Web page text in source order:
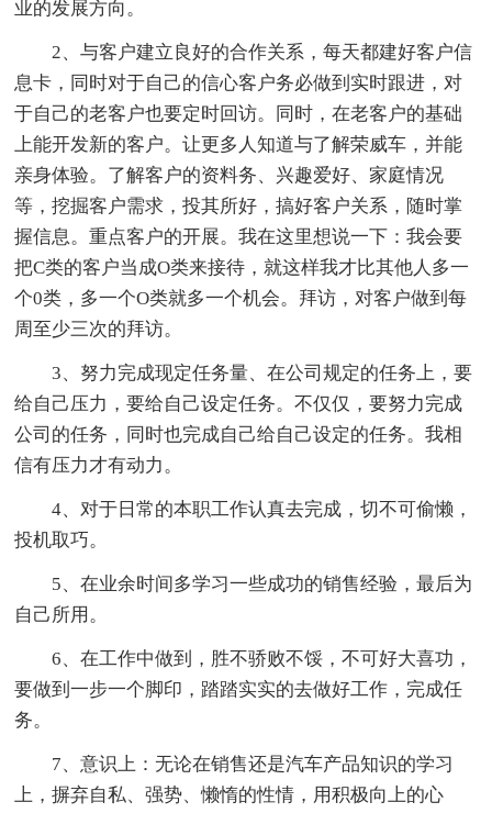
业的发展方向。
2、与客户建立良好的合作关系，每天都建好客户信
息卡，同时对于自己的信心客户务必做到实时跟进，对
于自己的老客户也要定时回访。同时，在老客户的基础
上能开发新的客户。让更多人知道与了解荣威车，并能
亲身体验。了解客户的资料务、兴趣爱好、家庭情况
等，挖掘客户需求，投其所好，搞好客户关系，随时掌
握信息。重点客户的开展。我在这里想说一下：我会要
把C类的客户当成O类来接待，就这样我才比其他人多一
个0类，多一个O类就多一个机会。拜访，对客户做到每
周至少三次的拜访。
3、努力完成现定任务量、在公司规定的任务上，要
给自己压力，要给自己设定任务。不仅仅，要努力完成
公司的任务，同时也完成自己给自己设定的任务。我相
信有压力才有动力。
4、对于日常的本职工作认真去完成，切不可偷懒，
投机取巧。
5、在业余时间多学习一些成功的销售经验，最后为
自己所用。
6、在工作中做到，胜不骄败不馁，不可好大喜功，
要做到一步一个脚印，踏踏实实的去做好工作，完成任
务。
7、意识上：无论在销售还是汽车产品知识的学习
上，摒弃自私、强势、懒惰的性情，用积极向上的心